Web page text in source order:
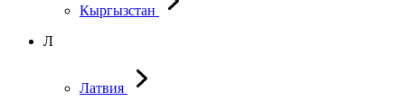
Кыргызстан
Л
Латвия